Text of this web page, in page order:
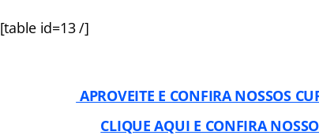
[table id=13 /]
APROVEITE E CONFIRA NOSSOS
CLIQUE AQUI E CONFIRA